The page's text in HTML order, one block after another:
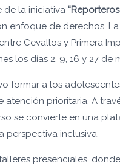
de la iniciativa
enfoque de derechos.
Cevallos y Primera
los días 2, 9, 16 y 27 de
formar a los
atención prioritaria. A
se convierte en una
perspectiva inclusiva.
presenciales,